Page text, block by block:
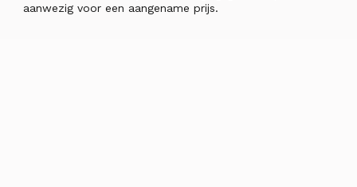
aanwezig voor een aangename prijs.